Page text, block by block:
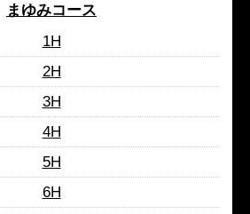
まゆみコース
1H
2H
3H
4H
5H
6H